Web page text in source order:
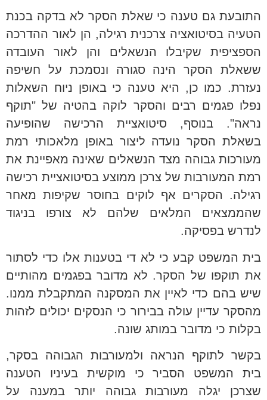
התובעת גם טענה כי שאלת הסקר לא בדקה בכנת
הטעיה בסיטואציה צרכנית רגילה, הן לאור ההדרכה
הספציפית שקיבלו הנשאלים והן לאור העובדה
ששאלת הסקר הינה סגורה ונסמכת על חשיפה
נעזרת. כמו כן, היא טענה כי באופן ניוח השאלות
נפלו פגמים רבים והסקר לוקה בהטיה של "תוקף
נראה". בנוסף, סיטואציית הרכישה שהופיעה
בשאלת הסקר נועדה ליצור באופן מלאכותי רמת
מעורכות גבוהה מצד הנשאלים שאינה מאפיינת את
רמת המעורבות של צרכן ממוצע בסיטואציית רכישה
רגילה. הסקרים אף לוקים בחוסר שקיפות מאחר
שהממצאים המלאים שלהם לא צורפו בניגוד
לנדרש בפסיקה.
בית המשפט קבע כי לא די בטענות אלו כדי לסתור
את תוקפו של הסקר. לא מדובר בפגמים מהותיים
שיש בהם כדי לאיין את המסקנה המתקבלת ממנו.
מהסקר עדיין עולה בבירור כי הנסקים יכולים לזהות
בקלות כי מדובר במותג שונה.
בקשר לתוקף הנראה ולמעורבות הגבוהה בסקר,
בית המשפט הסביר כי מוקשית בעיניו הטענה
שצרכן יגלה מעורבות גבוהה יותר במענה על